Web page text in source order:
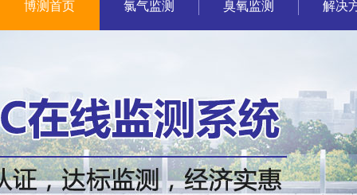
博测首页 氯气监测 臭氧监测 解决